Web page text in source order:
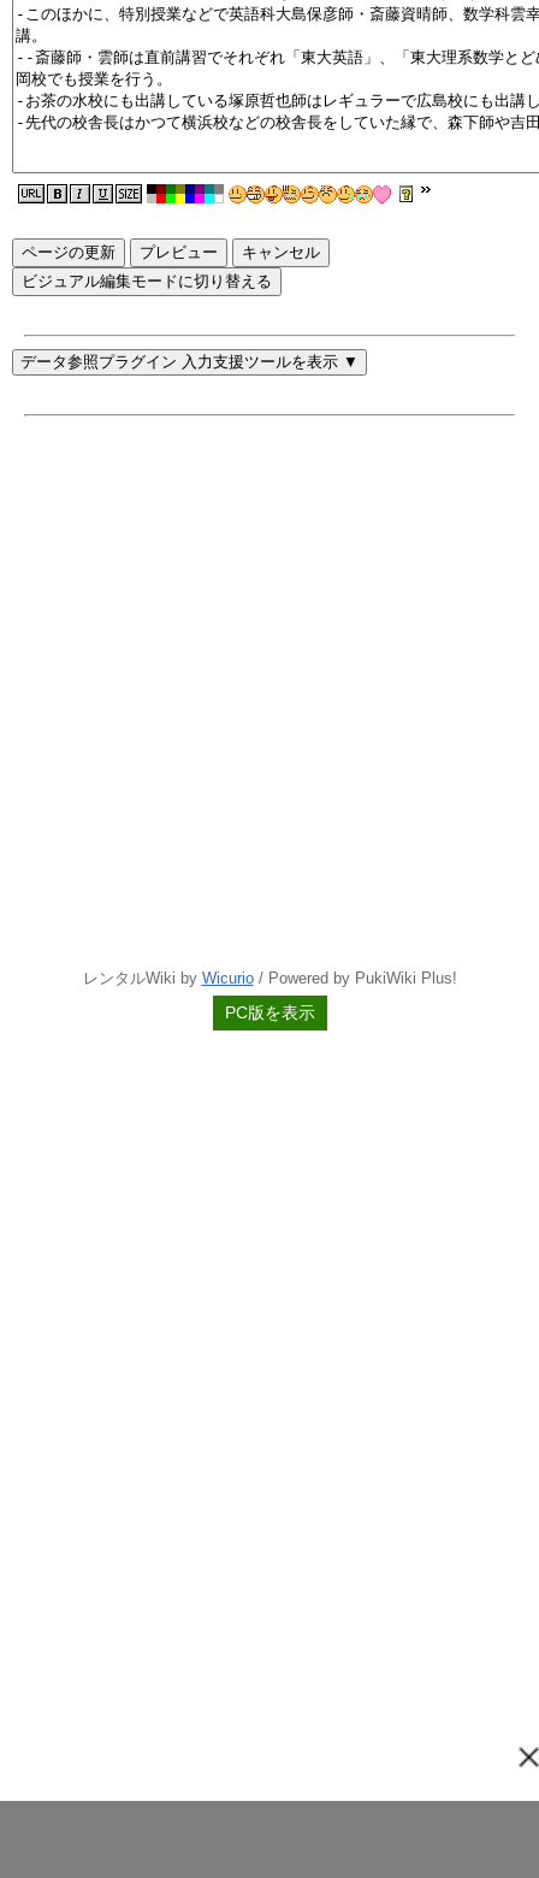
ページの更新
ビジュアル編集モードに切り替える
データ参照プラグイン 入力支援ツールを表示 ▼
レンタルWiki by Wicurio/ Powered by PukiWiki Plus!
PC版を表示